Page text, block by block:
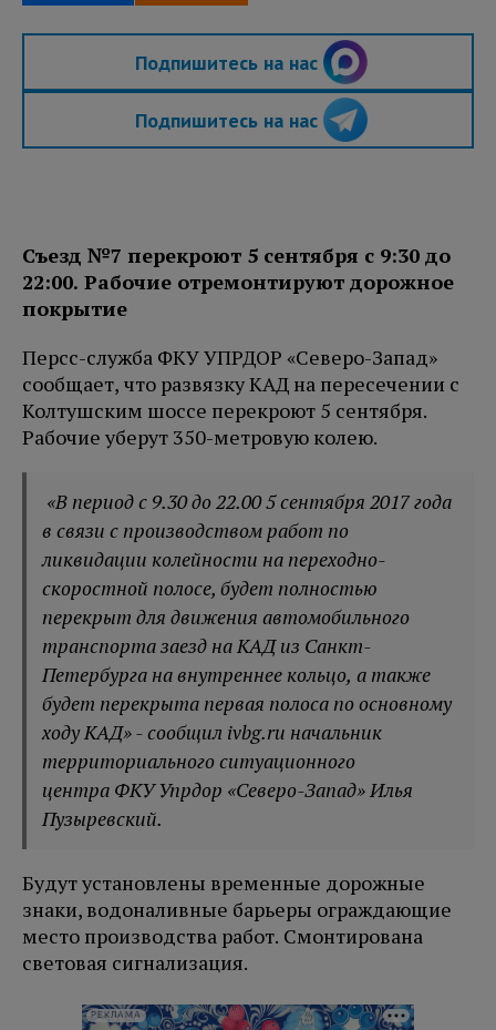
Подпишитесь на нас
Подпишитесь на нас
Съезд №7 перекроют 5 сентября с 9:30 до
22:00. Рабочие отремонтируют дорожное
покрытие
Персс-служба ФКУ УПРДОР «Северо-Запад»
сообщает, что развязку КАД на пересечении с
Колтушским шоссе перекроют 5 сентября.
Рабочие уберут 350-метровую колею.
«В период с 9.30 до 22.00 5 сентября 2017 года
в связи с производством работ по
ликвидации колейности на переходно-
скоростной полосе, будет полностью
перекрыт для движения автомобильного
транспорта заезд на КАД из Санкт-
Петербурга на внутреннее кольцо, а также
будет перекрыта первая полоса по основному
ходу КАД» - сообщил ivbg.ru начальник
территориального ситуационного
центра ФКУ Упрдор «Северо-Запад» Илья
Пузыревский.
Будут установлены временные дорожные
знаки, водоналивные барьеры ограждающие
место производства работ. Смонтирована
световая сигнализация.
РЕКЛАМА